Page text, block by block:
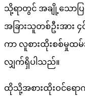
သို့ရာတွင် အချို့သောပ
အခြားသူတစ်ဦးအား
ကာ လူစားထိုးစစ်မှုထမ်
လျှက်ရှိပါသည်။
ထိုသို့အစားထိုးဝင်ရော